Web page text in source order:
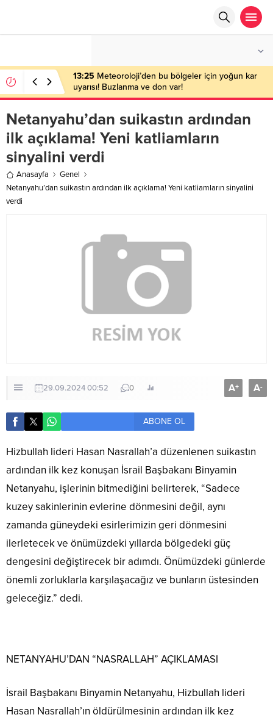
13:25 Meteoroloji’den bu bölgeler için yoğun kar
uyarısı! Buzlanma ve don var!
Netanyahu’dan suikastın ardından
ilk açıklama! Yeni katliamların
sinyalini verdi
Anasayfa
Genel
Netanyahu’dan suikastın ardından ilk açıklama! Yeni katliamların sinyalini
verdi
29.09.2024 00:52 0 A+ A-
ABONE OL
Hizbullah lideri Hasan Nasrallah’a düzenlenen suikastın
ardından ilk kez konuşan İsrail Başbakanı Binyamin
Netanyahu, işlerinin bitmediğini belirterek, “Sadece
kuzey sakinlerinin evlerine dönmesini değil, aynı
zamanda güneydeki esirlerimizin geri dönmesini
ilerletecek ve önümüzdeki yıllarda bölgedeki güç
dengesini değiştirecek bir adımdı. Önümüzdeki günlerde
önemli zorluklarla karşılaşacağız ve bunların üstesinden
geleceğiz.” dedi.
NETANYAHU’DAN “NASRALLAH” AÇIKLAMASI
İsrail Başbakanı Binyamin Netanyahu, Hizbullah lideri
Hasan Nasrallah’ın öldürülmesinin ardından ilk kez